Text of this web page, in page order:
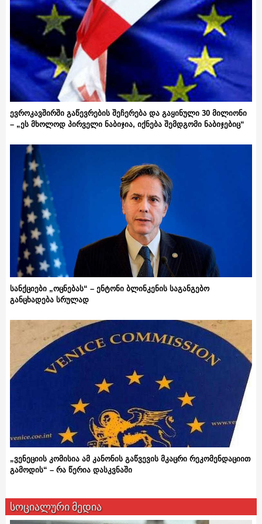
ევროკავშირში გაწევრების შეჩერება და გაყინული 30 მილიონი
– „ეს მხოლოდ პირველი ნაბიჯია, იქნება შემდგომი ნაბიჯებიც“
სანქციები „ოცნებას“ – ენტონი ბლინკენის საგანგებო
განცხადება სრულად
„ვენეციის კომისია ამ კანონის გაწვევის მკაცრი რეკომენდაციით
გამოდის“ – რა წერია დასკვნაში
სოციალური მედია